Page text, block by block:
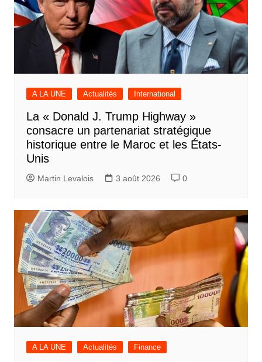
A LA UNE Actualités International
La « Donald J. Trump Highway »
consacre un partenariat stratégique
historique entre le Maroc et les États-
Unis
Martin Levalois 3 août 2026 0
A LA UNE Actualités Finance